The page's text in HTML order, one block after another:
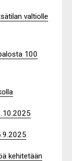
valtiolle
100
kehitetään